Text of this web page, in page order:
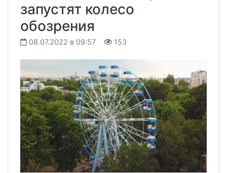
запустят колесо
обозрения
08.07.2022 в 09:57 153